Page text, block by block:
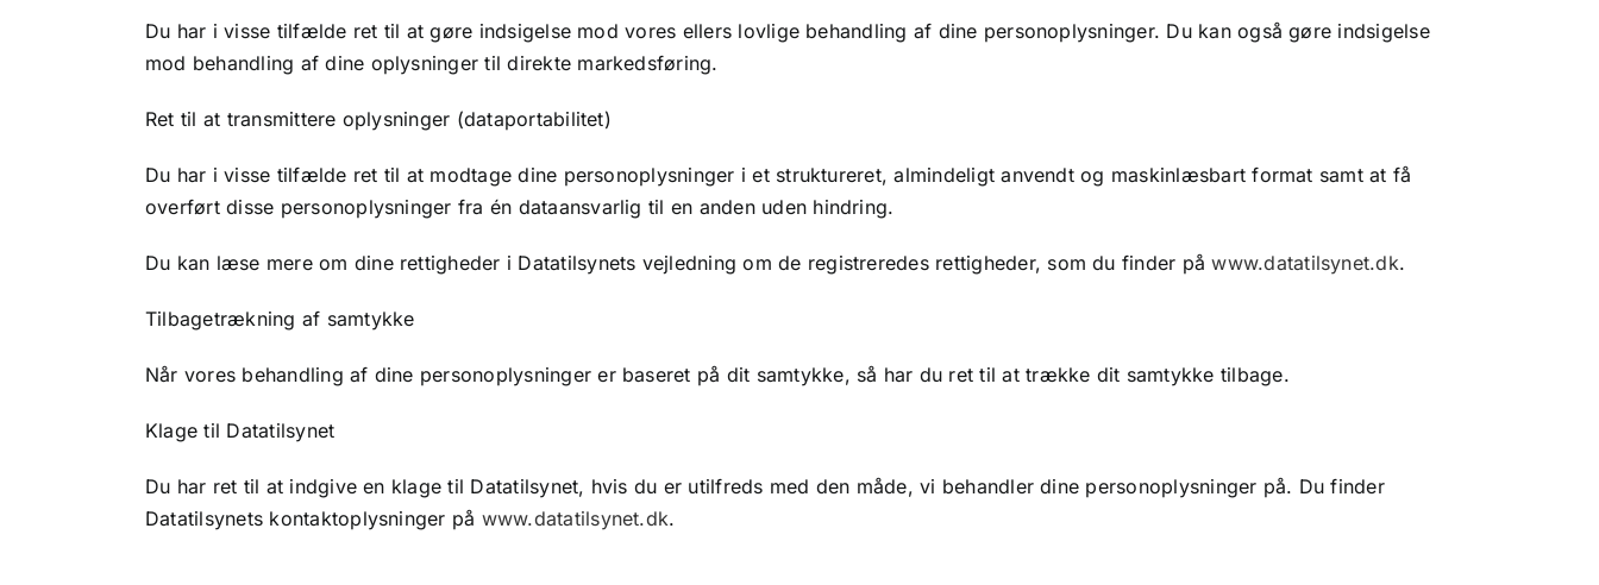
Du har i visse tilfælde ret til at gøre indsigelse mod vores ellers lovlige behandling af dine personoplysninger. Du kan også gøre indsigelse
mod behandling af dine oplysninger til direkte markedsføring.
Ret til at transmittere oplysninger (dataportabilitet)
Du har i visse tilfælde ret til at modtage dine personoplysninger i et struktureret, almindeligt anvendt og maskinlæsbart format samt at få
overført disse personoplysninger fra én dataansvarlig til en anden uden hindring.
Du kan læse mere om dine rettigheder i Datatilsynets vejledning om de registreredes rettigheder, som du finder påwww.datatilsynet.dk.
Tilbagetrækning af samtykke
Når vores behandling af dine personoplysninger er baseret på dit samtykke, så har du ret til at trække dit samtykke tilbage.
Klage til Datatilsynet
Du har ret til at indgive en klage til Datatilsynet, hvis du er utilfreds med den måde, vi behandler dine personoplysninger på. Du finder
Datatilsynets kontaktoplysninger på www.datatilsynet.dk.